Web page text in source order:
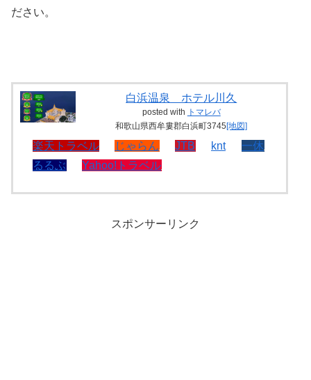
ださい。
白浜温泉 ホテル川久
posted with トマレバ
和歌山県西牟婁郡白浜町3745[地図]
楽天トラベル じゃらん JTB knt
一休
るるぶ
Yahoo!トラベル
スポンサーリンク